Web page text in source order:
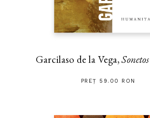
Garcilaso de la Vega,
PREȚ 59.00 RON